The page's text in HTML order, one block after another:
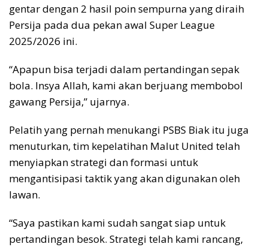
gentar dengan 2 hasil poin sempurna yang diraih
Persija pada dua pekan awal Super League
2025/2026 ini.
“Apapun bisa terjadi dalam pertandingan sepak
bola. Insya Allah, kami akan berjuang membobol
gawang Persija,” ujarnya.
Pelatih yang pernah menukangi PSBS Biak itu juga
menuturkan, tim kepelatihan Malut United telah
menyiapkan strategi dan formasi untuk
mengantisipasi taktik yang akan digunakan oleh
lawan.
“Saya pastikan kami sudah sangat siap untuk
pertandingan besok. Strategi telah kami rancang,